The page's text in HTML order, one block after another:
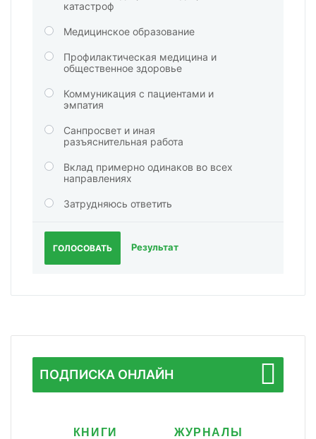
катастроф
Медицинское образование
Профилактическая медицина и
общественное здоровье
Коммуникация с пациентами и
эмпатия
Санпросвет и иная
разъяснительная работа
Вклад примерно одинаков во всех
направлениях
Затрудняюсь ответить
ГОЛОСОВАТЬ Результат
ПОДПИСКА ОНЛАЙН
КНИГИ ЖУРНАЛЫ